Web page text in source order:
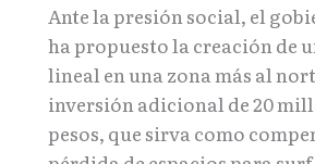
Ante la presión social, el
ha propuesto la creación de
lineal en una zona más al
inversión adicional de 20
pesos, que sirva como